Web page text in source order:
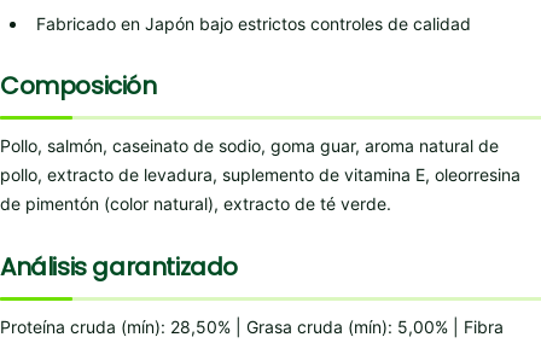
Fabricado en Japón bajo estrictos controles de calidad
Composición
Pollo, salmón, caseinato de sodio, goma guar, aroma natural de
pollo, extracto de levadura, suplemento de vitamina E, oleorresina
de pimentón (color natural), extracto de té verde.
Análisis garantizado
Proteína cruda (mín): 28,50% | Grasa cruda (mín): 5,00% | Fibra